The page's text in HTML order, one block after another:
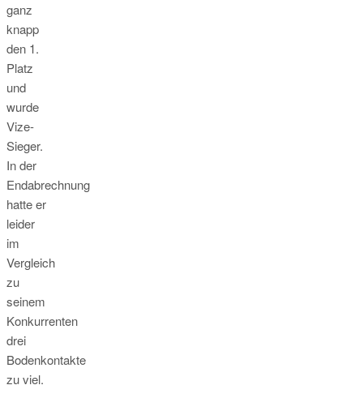
ganz
knapp
den 1.
Platz
und
wurde
Vize-
Sieger.
In der
Endabrechnung
hatte er
leider
im
Vergleich
zu
seinem
Konkurrenten
drei
Bodenkontakte
zu viel.